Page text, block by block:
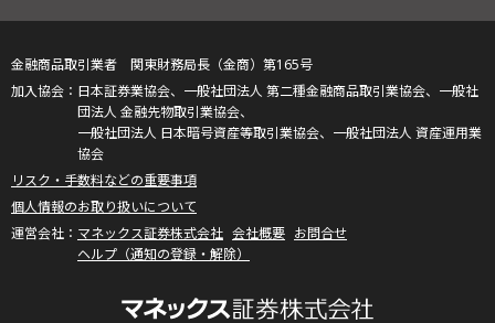
金融商品取引業者 関東財務局長（金商）第165号
日本証券業協会、一般社団法人 第二種金融商品取引業協会、一般社
団法人 金融先物取引業協会、
一般社団法人 日本暗号資産等取引業協会、一般社団法人 資産運用業
協会
リスク・手数料などの重要事項
個人情報のお取り扱いについて
マネックス証券株式会社 会社概要 お問合せ
ヘルプ（通知の登録・解除）